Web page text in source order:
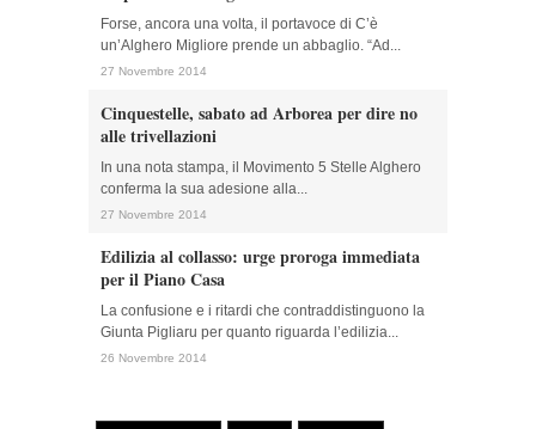
Forse, ancora una volta, il portavoce di C’è
un’Alghero Migliore prende un abbaglio. “Ad...
27 Novembre 2014
Cinquestelle, sabato ad Arborea per dire no
alle trivellazioni
In una nota stampa, il Movimento 5 Stelle Alghero
conferma la sua adesione alla...
27 Novembre 2014
Edilizia al collasso: urge proroga immediata
per il Piano Casa
La confusione e i ritardi che contraddistinguono la
Giunta Pigliaru per quanto riguarda l’edilizia...
26 Novembre 2014